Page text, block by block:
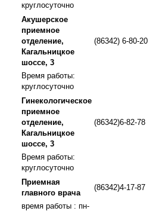
круглосуточно
Акушерское
приемное
отделение,
Кагальницкое
шоссе, 3
(86342) 6-80-20
Время работы:
круглосуточно
Гинекологическое
приемное
отделение,
Кагальницкое
шоссе, 3
(86342)6-82-78
Время работы:
круглосуточно
Приемная
главного врача
(86342)4-17-87
время работы : пн-